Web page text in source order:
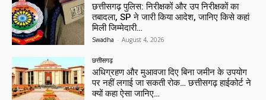
छत्तीसगढ़ पुलिस: निरीक्षकों और उप निरीक्षकों का
तबादला, SP ने जारी किया आदेश, जानिए किसे कहां
मिली जिम्मेदारी…
Swadha - August 4, 2026
छत्तीसगढ़
अधिग्रहण और मुआवजा दिए बिना जमीन के उपयोग
पर नहीं लगाई जा सकती रोक… छत्तीसगढ़ हाईकोर्ट ने
क्यों कहा ऐसा जानिए…